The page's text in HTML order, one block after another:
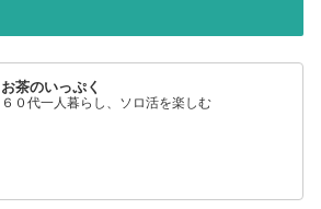
お茶のいっぷく
６０代一人暮らし、ソロ活を楽しむ